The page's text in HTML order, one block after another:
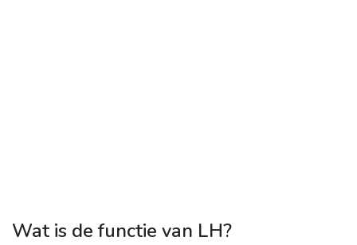
Wat is de functie van LH?